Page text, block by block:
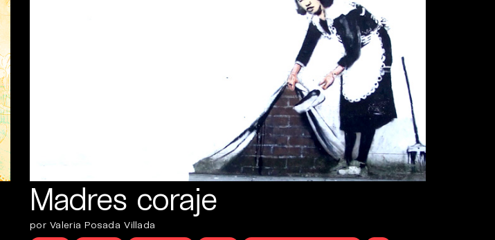
Madres coraje
por Valeria Posada Villada